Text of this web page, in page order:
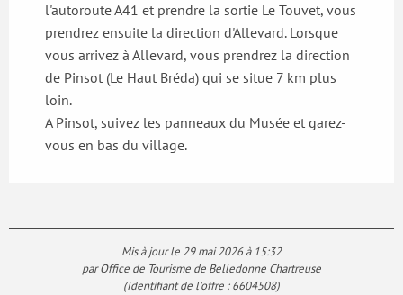
l'autoroute A41 et prendre la sortie Le Touvet, vous
prendrez ensuite la direction d'Allevard. Lorsque
vous arrivez à Allevard, vous prendrez la direction
de Pinsot (Le Haut Bréda) qui se situe 7 km plus
loin.
A Pinsot, suivez les panneaux du Musée et garez-
vous en bas du village.
Mis à jour le 29 mai 2026 à 15:32
par Office de Tourisme de Belledonne Chartreuse
(Identifiant de l'offre :6604508)